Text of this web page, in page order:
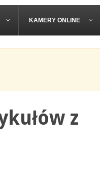
KAMERY ONLINE
z